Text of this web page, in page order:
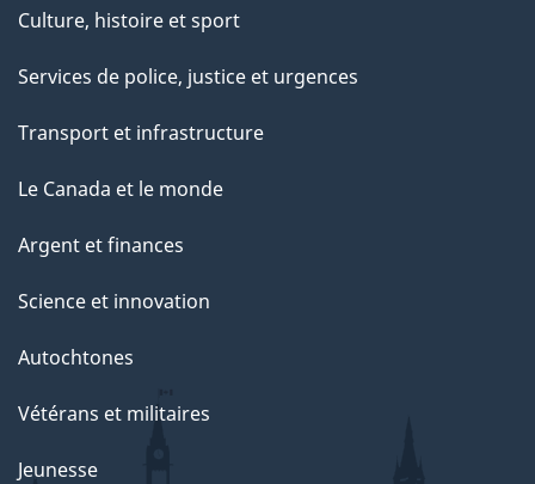
Culture, histoire et sport
Services de police, justice et urgences
Transport et infrastructure
Le Canada et le monde
Argent et finances
Science et innovation
Autochtones
Vétérans et militaires
Jeunesse